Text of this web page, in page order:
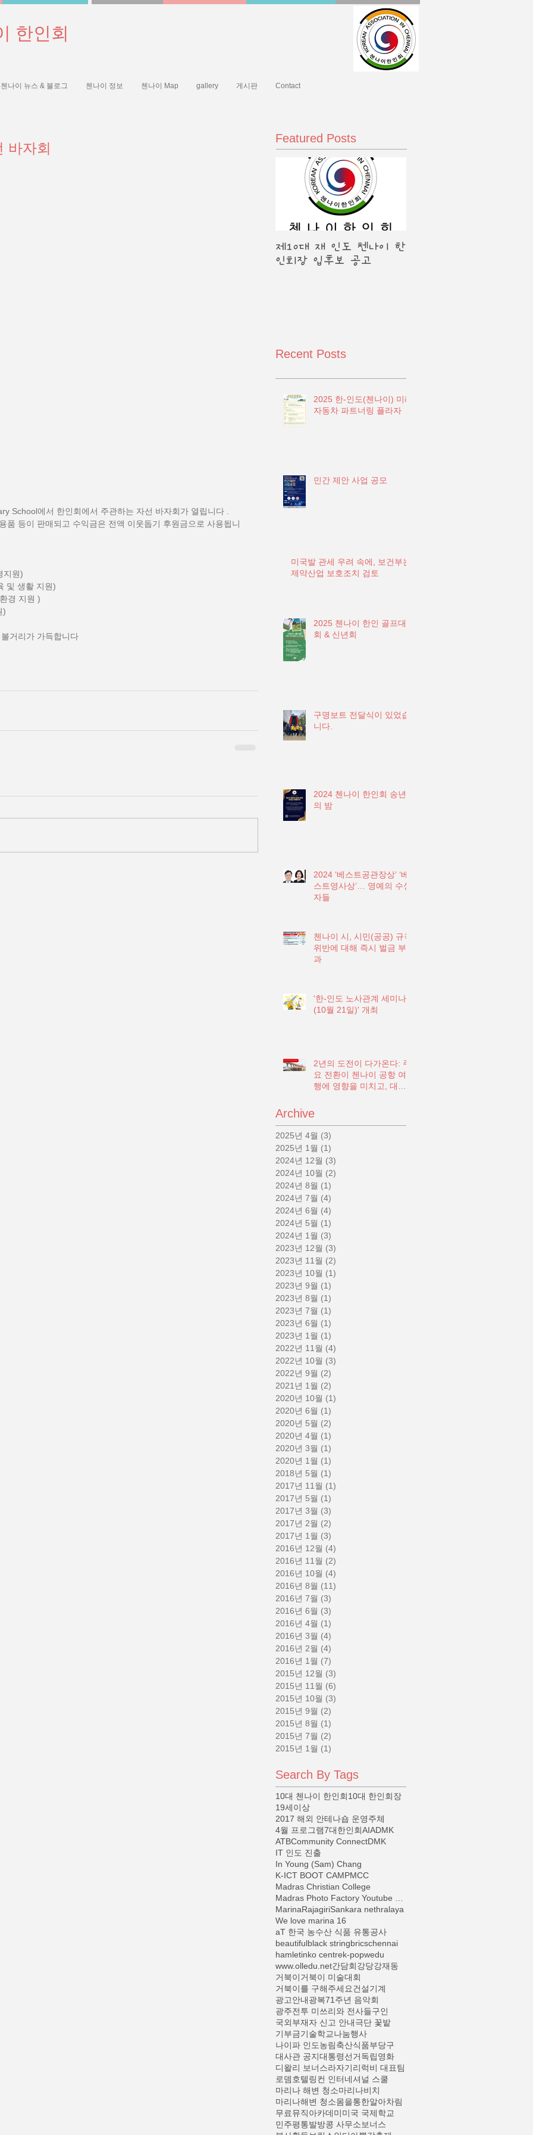
한인회
첸나이 뉴스 & 블로그 첸나이 정보 첸나이 Map gallery 게시판 Contact
바자회
School에서 한인회에서 주관하는 자선 바자회가 열립니다 .
품 등이 판매되고 수익금은 전액 이웃돕기 후원금으로 사용됩니
지원)
및 생활 지원)
경 지원 )
)
거리가 가득합니다
Featured Posts
제10대 재 인도 첸나이 한
인회장 입후보 공고
Recent Posts
2025 한-인도(첸나이) 미래
자동차 파트너링 플라자
민간 제안 사업 공모
미국발 관세 우려 속에, 보건부는
제약산업 보호조치 검토
2025 첸나이 한인 골프대
회 & 신년회
구명보트 전달식이 있었습
니다.
2024 첸나이 한인회 송년
의 밤
2024 ‘베스트공관장상’ ‘베
스트영사상’… 영예의 수상
자들
첸나이 시, 시민(공공) 규칙
위반에 대해 즉시 벌금 부
과
'한-인도 노사관계 세미나
(10월 21일)' 개최
2년의 도전이 다가온다: 주
요 전환이 첸나이 공항 여
행에 영향을 미치고, 대규
Archive
2025년 4월 (3)
2025년 1월 (1)
2024년 12월 (3)
2024년 10월 (2)
2024년 8월 (1)
2024년 7월 (4)
2024년 6월 (4)
2024년 5월 (1)
2024년 1월 (3)
2023년 12월 (3)
2023년 11월 (2)
2023년 10월 (1)
2023년 9월 (1)
2023년 8월 (1)
2023년 7월 (1)
2023년 6월 (1)
2023년 1월 (1)
2022년 11월 (4)
2022년 10월 (3)
2022년 9월 (2)
2021년 1월 (2)
2020년 10월 (1)
2020년 6월 (1)
2020년 5월 (2)
2020년 4월 (1)
2020년 3월 (1)
2020년 1월 (1)
2018년 5월 (1)
2017년 11월 (1)
2017년 5월 (1)
2017년 3월 (3)
2017년 2월 (2)
2017년 1월 (3)
2016년 12월 (4)
2016년 11월 (2)
2016년 10월 (4)
2016년 8월 (11)
2016년 7월 (3)
2016년 6월 (3)
2016년 4월 (1)
2016년 3월 (4)
2016년 2월 (4)
2016년 1월 (7)
2015년 12월 (3)
2015년 11월 (6)
2015년 10월 (3)
2015년 9월 (2)
2015년 8월 (1)
2015년 7월 (2)
2015년 1월 (1)
Search By Tags
10대 첸나이 한인회10대 한인회장
19세이상
2017 해외 안테나숍 운영주체
4월 프로그램7대한인회AIADMK
ATBCommunity ConnectDMK
IT 인도 진출
In Young (Sam) Chang
K-ICT BOOT CAMPMCC
Madras Christian College
MarinaRajagiriSankara nethralaya
We love marina 16
aT 한국 농수산 식품 유통공사
beautifulblack stringbricschennai
hamletinko centrek-popwedu
www.olledu.net간담회강당강재동
거북이거북이 미술대회
거북이를 구해주세요건설기계
광고안내광복71주년 음악회
광주전투 미쓰리와 전사들구인
국외부재자 신고 안내극단 꽃밭
기부금기술학교나눔행사
나이파 인도농림축산식품부당구
대사관 공지대통령선거독립영화
디왈리 보너스라자기리럭비 대표팀
로뎀호텔링컨 인터네셔널 스쿨
마리나 해변 청소마리나비치
마리나해변 청소몸을통한알아차림
무료뮤직아카데미미국 국제학교
민주평통발방콩 사무소보너스